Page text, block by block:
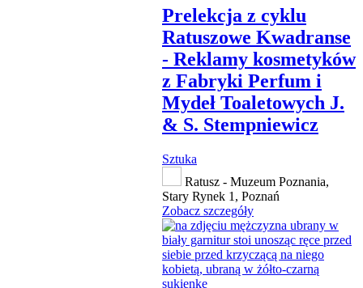
Prelekcja z cyklu
Ratuszowe Kwadranse
- Reklamy kosmetyków
z Fabryki Perfum i
Mydeł Toaletowych J.
& S. Stempniewicz
Sztuka
Ratusz - Muzeum Poznania,
Stary Rynek 1, Poznań
Zobacz szczegóły